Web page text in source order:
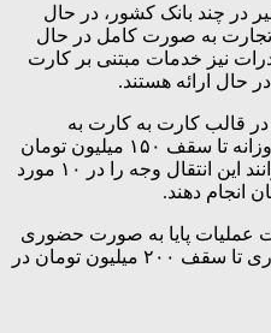
در چند بانک کشور، در حال
به صورت کامل در حال
نیز خدمات مبتنی بر کارت
حال ارائه هستند.
در قالب کارت به کارت به
صورت حضوری و غیر حضوری، روزانه تا سقف ۱۵۰ میلیون تومان
قابل انجام است و مشتریان می‌توانند این انتقال وجه را در ۱۰ مورد
عملیات پایا به صورت حضوری
بدون سقف و به صورت غیر حضوری تا سقف ۲۰۰ میلیون تومان در